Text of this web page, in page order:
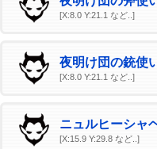
[X:8.0 Y:21.1 など..]
夜明け団の銃使
[X:8.0 Y:21.1 など..]
ニュルヒーシャ
[X:15.9 Y:29.8 など..]